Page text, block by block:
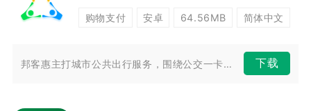
购物支付 安卓 64.56MB 简体中文
邦客惠主打城市公共出行服务，围绕公交一卡通搭建整套便民工具，把实体卡管... 下载